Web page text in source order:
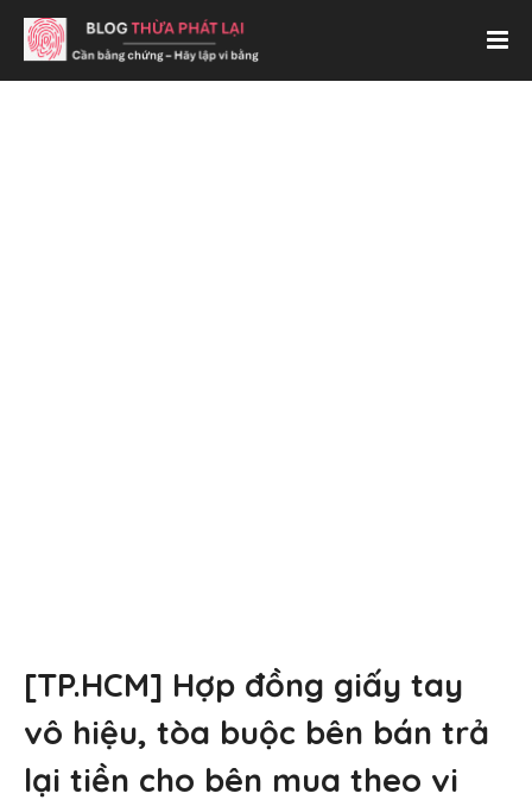
[TP.HCM] Hợp đồng giấy tay
vô hiệu, tòa buộc bên bán trả
lại tiền cho bên mua theo vi